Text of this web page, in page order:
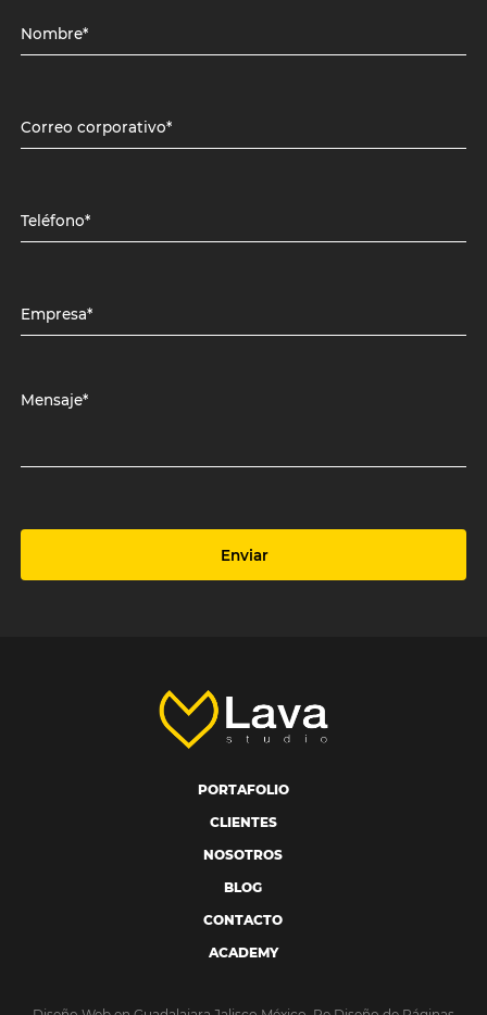
Nombre*
Correo corporativo*
Teléfono*
Empresa*
Mensaje*
Enviar
PORTAFOLIO
CLIENTES
NOSOTROS
BLOG
CONTACTO
ACADEMY